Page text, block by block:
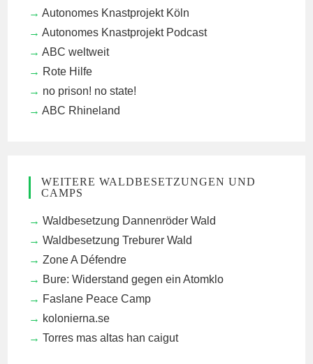
Autonomes Knastprojekt Köln
Autonomes Knastprojekt Podcast
ABC weltweit
Rote Hilfe
no prison! no state!
ABC Rhineland
WEITERE WALDBESETZUNGEN UND
CAMPS
Waldbesetzung Dannenröder Wald
Waldbesetzung Treburer Wald
Zone A Défendre
Bure: Widerstand gegen ein Atomklo
Faslane Peace Camp
kolonierna.se
Torres mas altas han caigut